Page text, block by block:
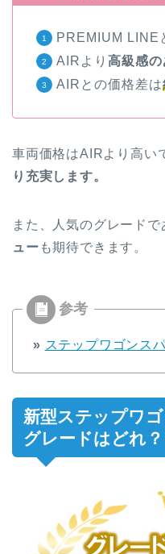
PREMIUM LINE
AIRより 高級感
AIRとの価格差は
車両価格はAIRより高い
り充実します。
また、人気のグレードで
ュー も期待できます。
» ステップワゴンス
新型ステップワ
グレードはどれ